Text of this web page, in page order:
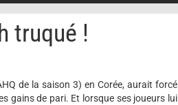
truqué !
de la saison 3) en Corée, aurait forcé
gains de pari. Et lorsque ses joueurs lui